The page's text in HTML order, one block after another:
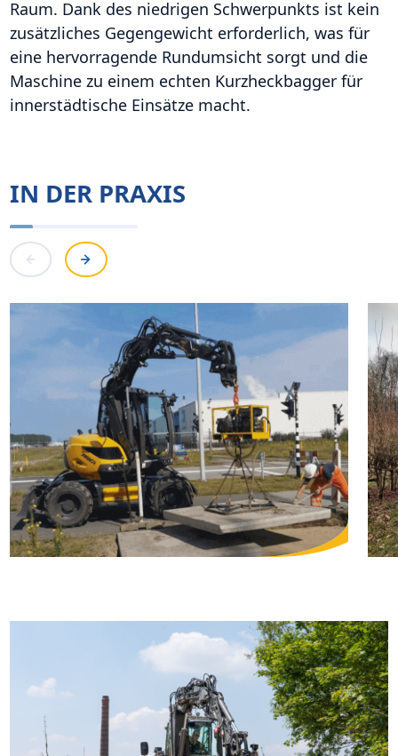
Raum. Dank des niedrigen Schwerpunkts ist kein
zusätzliches Gegengewicht erforderlich, was für
eine hervorragende Rundumsicht sorgt und die
Maschine zu einem echten Kurzheckbagger für
innerstädtische Einsätze macht.
IN DER PRAXIS